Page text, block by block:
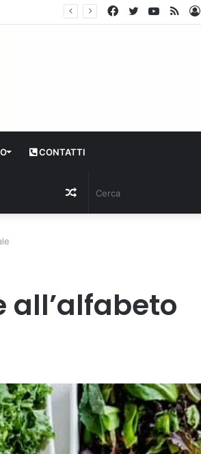
RSS
YouTube
Twitter
Facebook
CONTATTI
Articolo
all’alfabeto